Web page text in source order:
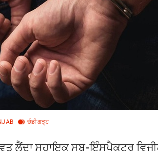
ਚੰਡੀਗੜ੍ਹ
ਲੈਂਦਾ ਸਹਾਇਕ ਸਬ-ਇੰਸਪੈਕਟਰ